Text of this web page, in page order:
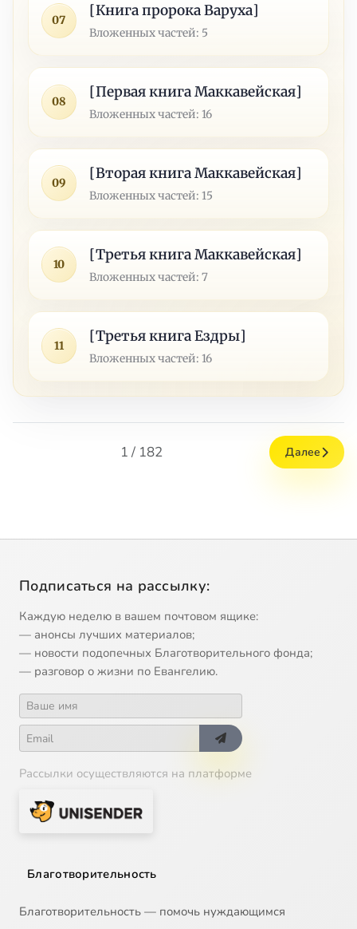
07
[Книга пророка Варуха]
Вложенных частей: 5
08
[Первая книга Маккавейская]
Вложенных частей: 16
09
[Вторая книга Маккавейская]
Вложенных частей: 15
10
[Третья книга Маккавейская]
Вложенных частей: 7
11
[Третья книга Ездры]
Вложенных частей: 16
1 / 182 Далее
Подписаться на рассылку:
Каждую неделю в вашем почтовом ящике:
— анонсы лучших материалов;
— новости подопечных Благотворительного фонда;
— разговор о жизни по Евангелию.
Рассылки осуществляются на платформе
Благотворительность
Благотворительность — помочь нуждающимся